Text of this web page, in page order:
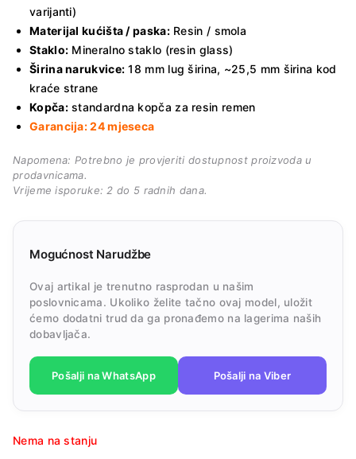
varijanti)
Materijal kućišta / paska:Resin / smola
Staklo: Mineralno staklo (resin glass)
Širina narukvice: 18 mm lug širina, ~25,5 mm širina kod
kraće strane
Kopča:standardna kopča za resin remen
Garancija: 24 mjeseca
Napomena: Potrebno je provjeriti dostupnost proizvoda u
prodavnicama.
Vrijeme isporuke: 2 do 5 radnih dana.
Mogućnost Narudžbe
Ovaj artikal je trenutno rasprodan u našim
poslovnicama. Ukoliko želite tačno ovaj model, uložit
ćemo dodatni trud da ga pronađemo na lagerima naših
dobavljača.
Pošalji na WhatsApp Pošalji na Viber
Nema na stanju